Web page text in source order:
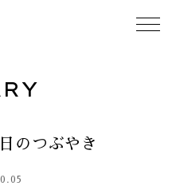
のつぶやき